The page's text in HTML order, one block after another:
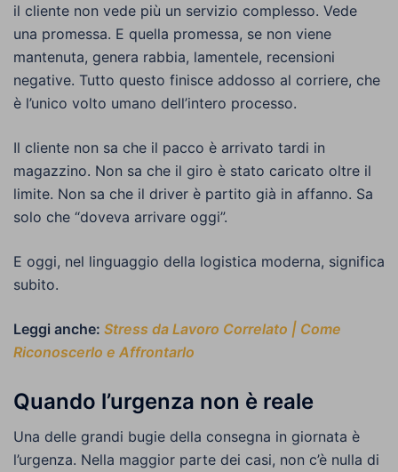
il cliente non vede più un servizio complesso. Vede
una promessa. E quella promessa, se non viene
mantenuta, genera rabbia, lamentele, recensioni
negative. Tutto questo finisce addosso al corriere, che
è l’unico volto umano dell’intero processo.
Il cliente non sa che il pacco è arrivato tardi in
magazzino. Non sa che il giro è stato caricato oltre il
limite. Non sa che il driver è partito già in affanno. Sa
solo che “doveva arrivare oggi”.
E oggi, nel linguaggio della logistica moderna, significa
subito.
Leggi anche: Stress da Lavoro Correlato | Come
Riconoscerlo e Affrontarlo
Quando l’urgenza non è reale
Una delle grandi bugie della consegna in giornata è
l’urgenza. Nella maggior parte dei casi, non c’è nulla di